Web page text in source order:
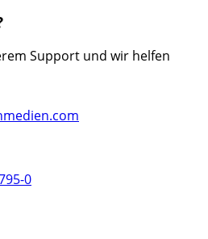
Support und wir helfen
0